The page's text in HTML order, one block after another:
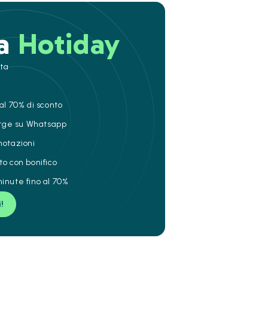
Hotiday
70% di sconto
su Whatsapp
con bonifico
fino al 70%